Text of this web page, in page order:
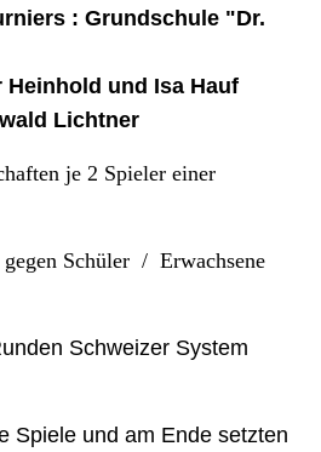
: Grundschule "Dr.
und Isa Hauf
Lichtner
je 2 Spieler einer
gegen Schüler /Erwachsene
Schweizer System
Spiele und am Ende setzten